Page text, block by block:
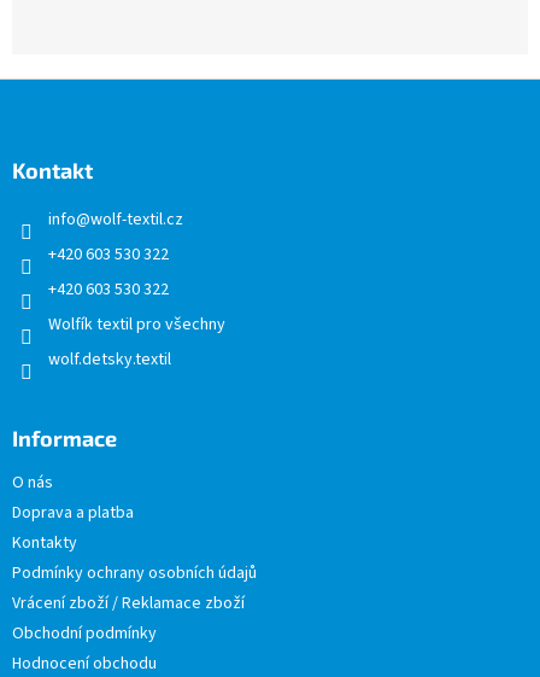
Kontakt
info@wolf-textil.cz
+420 603 530 322
+420 603 530 322
Wolfík textil pro všechny
wolf.detsky.textil
Informace
O nás
Doprava a platba
Kontakty
Podmínky ochrany osobních údajů
Vrácení zboží / Reklamace zboží
Obchodní podmínky
Hodnocení obchodu